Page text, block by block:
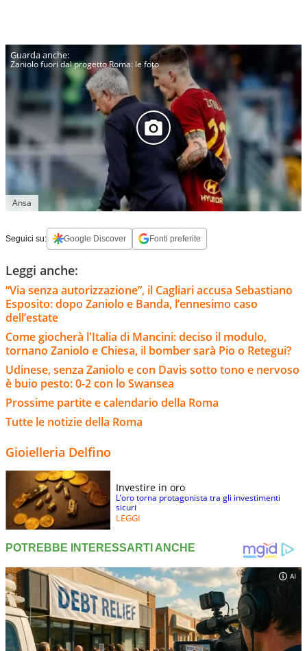
Zaniolo fuori dal progetto Roma: le foto
Ansa
Seguici su: Google Discover Fonti preferite
Leggi anche:
“Via senza autorizzazione”, il Cagliari accusa Sebastiano
Esposito: dopo Zaniolo e Banda, l’ennesimo caso
dell’estate
Come giocherà l'Italia di Mancini: deciso il modulo,
tornano Zaniolo e Chiesa, il bomber sarà Pio o Retegui?
Udinese, senza Zaniolo e con Davis sotto tono e nervoso
è buio pesto: 0-2 con lo Swansea
Prossime partite e calendario della Roma
Tutte le notizie della Roma
Gioielleria Delfino
Investire in oro
L’oro torna protagonista tra gli investimenti
sicuri
LEGGI